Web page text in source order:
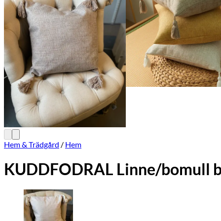
Hem & Trädgård / Hem
KUDDFODRAL Linne/bomull